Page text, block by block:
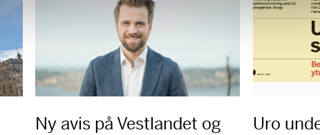
Ny avis på Vestlandet og
Uro